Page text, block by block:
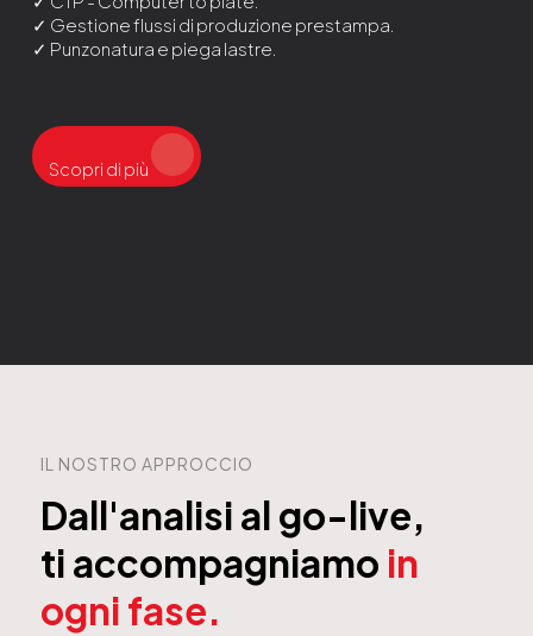
✓ Gestione flussi di produzione prestampa.
✓ Punzonatura e piega lastre.
Scopri di più
IL NOSTRO APPROCCIO
Dall'analisi al go-live,
ti accompagniamo in
ogni fase.